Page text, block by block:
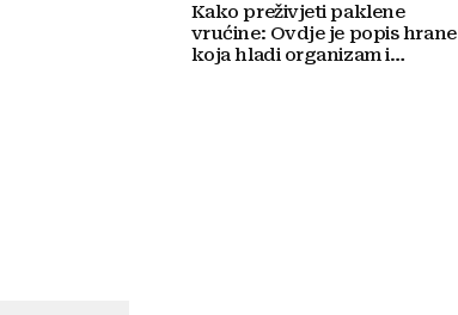
Kako preživjeti paklene
vrućine: Ovdje je popis hrane
koja hladi organizam i